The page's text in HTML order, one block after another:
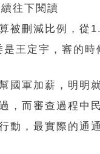
往下閱讀
被刪減比例，從
王定宇，審的時
國軍加薪，明明
，而審查過程中
動，最實際的通